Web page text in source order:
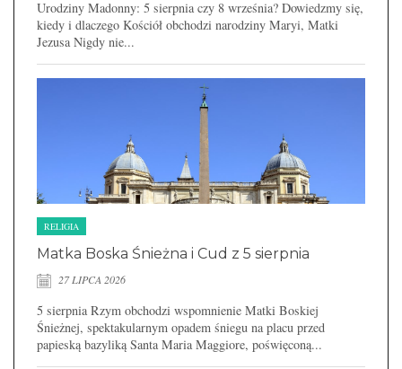
Urodziny Madonny: 5 sierpnia czy 8 września? Dowiedzmy się,
kiedy i dlaczego Kościół obchodzi narodziny Maryi, Matki
Jezusa Nigdy nie...
RELIGIA
Matka Boska Śnieżna i Cud z 5 sierpnia
27 LIPCA 2026
5 sierpnia Rzym obchodzi wspomnienie Matki Boskiej
Śnieżnej, spektakularnym opadem śniegu na placu przed
papieską bazyliką Santa Maria Maggiore, poświęconą...